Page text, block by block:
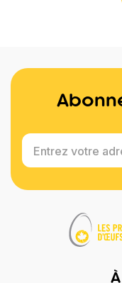
Entrez votre